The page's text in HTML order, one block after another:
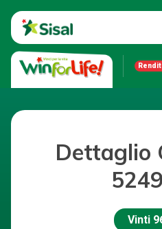
Dettaglio
Vinti